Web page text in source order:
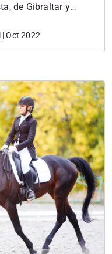
de Gibraltar y
tiene todo para
usted realmente
Oct 2022